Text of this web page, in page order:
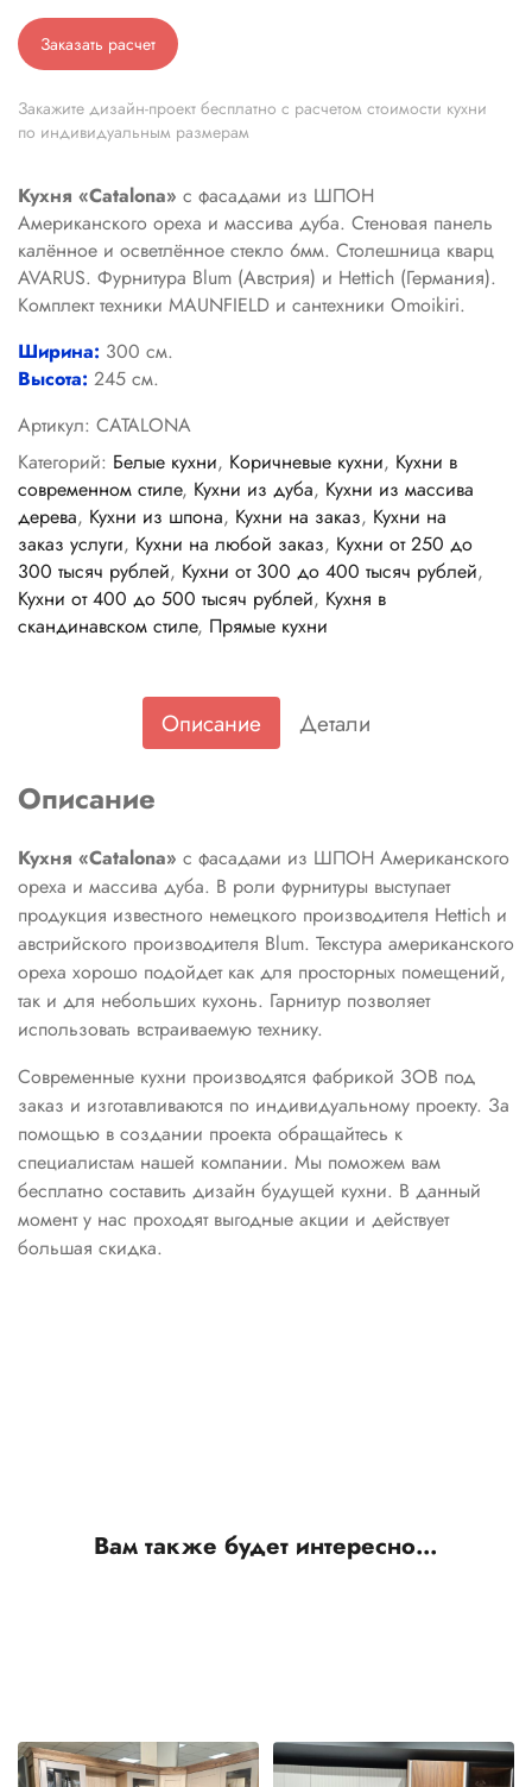
Заказать расчет
Закажите дизайн-проект бесплатно с расчетом стоимости кухни
по индивидуальным размерам
Кухня «Catalona» с фасадами из ШПОН
Американского ореха и массива дуба. Стеновая панель
калённое и осветлённое стекло 6мм. Столешница кварц
AVARUS. Фурнитура Blum (Австрия) и Hettich (Германия).
Комплект техники MAUNFIELD и сантехники Omoikiri.
Ширина: 300 см.
Высота: 245 см.
Артикул: CATALONA
Категорий: Белые кухни, Коричневые кухни, Кухни в
современном стиле, Кухни из дуба, Кухни из массива
дерева, Кухни из шпона, Кухни на заказ, Кухни на
заказ услуги, Кухни на любой заказ, Кухни от 250 до
300 тысяч рублей, Кухни от 300 до 400 тысяч рублей,
Кухни от 400 до 500 тысяч рублей, Кухня в
скандинавском стиле, Прямые кухни
Описание Детали
Описание
Кухня «Catalona» с фасадами из ШПОН Американского
ореха и массива дуба. В роли фурнитуры выступает
продукция известного немецкого производителя Hettich и
австрийского производителя Blum. Текстура американского
ореха хорошо подойдет как для просторных помещений,
так и для небольших кухонь. Гарнитур позволяет
использовать встраиваемую технику.
Современные кухни производятся фабрикой ЗОВ под
заказ и изготавливаются по индивидуальному проекту. За
помощью в создании проекта обращайтесь к
специалистам нашей компании. Мы поможем вам
бесплатно составить дизайн будущей кухни. В данный
момент у нас проходят выгодные акции и действует
большая скидка.
Вам также будет интересно…